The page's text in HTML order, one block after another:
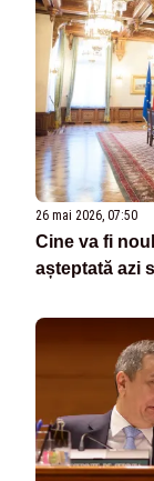
26 mai 2026, 07:50
Cine va fi
așteptată azi